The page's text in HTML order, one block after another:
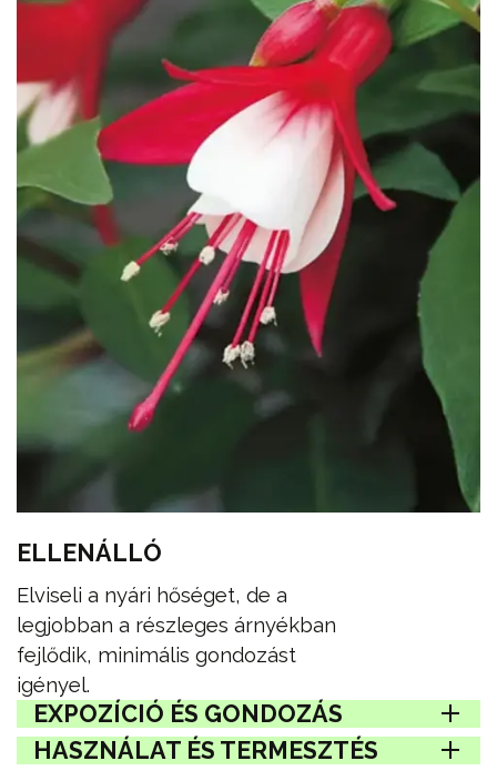
ELLENÁLLÓ
Elviseli a nyári hőséget, de a
legjobban a részleges árnyékban
fejlődik, minimális gondozást
igényel.
EXPOZÍCIÓ ÉS GONDOZÁS
HASZNÁLAT ÉS TERMESZTÉS